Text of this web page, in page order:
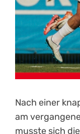
Nach einer
am
musste sich